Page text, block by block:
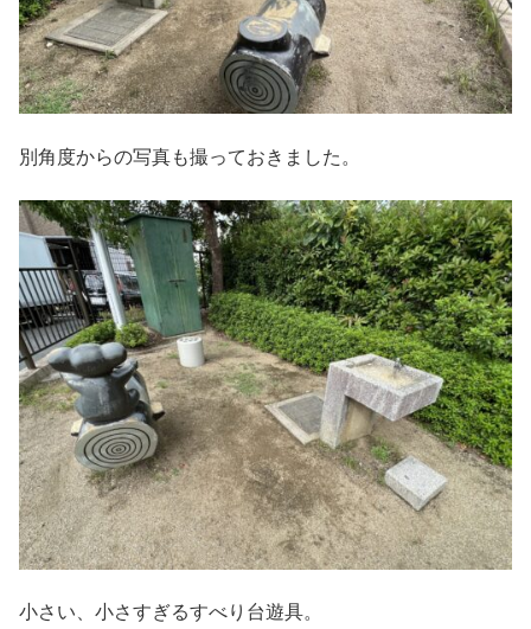
別角度からの写真も撮っておきました。
小さい、小さすぎるすべり台遊具。